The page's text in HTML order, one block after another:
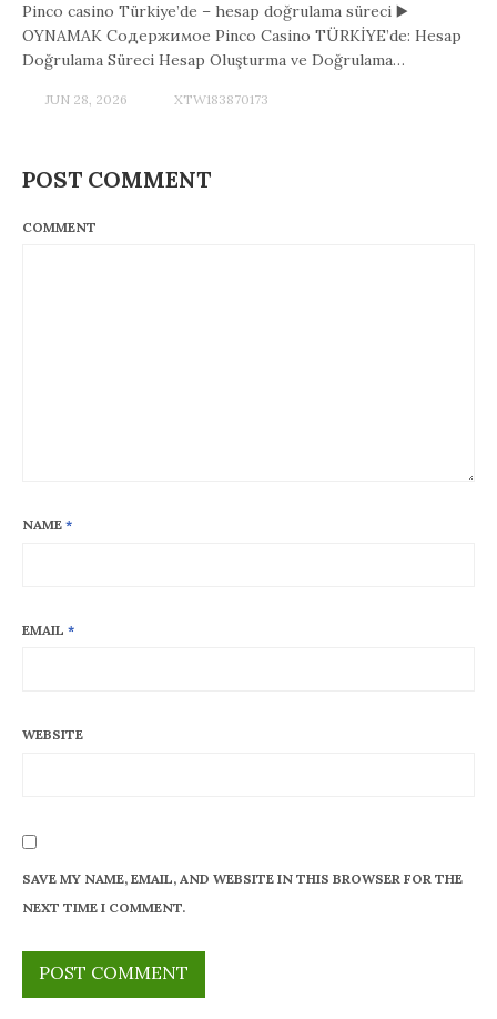
Pinco casino Türkiye’de – hesap doğrulama süreci ▶️
OYNAMAK Содержимое Pinco Casino TÜRKİYE’de: Hesap
Doğrulama Süreci Hesap Oluşturma ve Doğrulama…
JUN 28, 2026 XTW183870173
POST COMMENT
COMMENT
NAME *
EMAIL *
WEBSITE
SAVE MY NAME, EMAIL, AND WEBSITE IN THIS BROWSER FOR THE
NEXT TIME I COMMENT.